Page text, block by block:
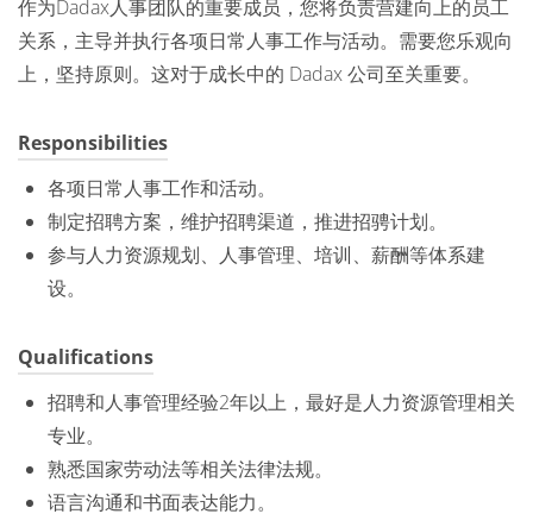
作为Dadax人事团队的重要成员，您将负责营建向上的员工
关系，主导并执行各项日常人事工作与活动。需要您乐观向
上，坚持原则。这对于成长中的 Dadax 公司至关重要。
Responsibilities
各项日常人事工作和活动。
制定招聘方案，维护招聘渠道，推进招骋计划。
参与人力资源规划、人事管理、培训、薪酬等体系建
设。
Qualifications
招聘和人事管理经验2年以上，最好是人力资源管理相关
专业。
熟悉国家劳动法等相关法律法规。
语言沟通和书面表达能力。